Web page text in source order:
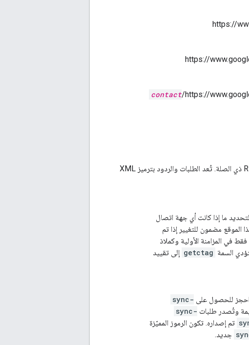
https://
https://
https://
contact
في ما يلي وصف عام للعمليات المتوافقة. المطوّرون يجب أن يبحث عن التفاصيل في RFC ذي الصلة. تُعد الطلبات والردود بترميز XML
ما إذا كانت أي جهة اتصال
الموقع مضمون للتغيير إذا تم
في المزامنة الأولية وكملاذ
السمة getctag إلى تقييد
احجز للحصول على sync-
وتُصدر طلبات sync-
تم إصداره. تكون الرموز المميّزة
جديد.